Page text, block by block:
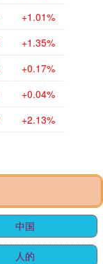
+1.01%
+1.35%
+0.17%
+0.04%
+2.13%
中国
人的